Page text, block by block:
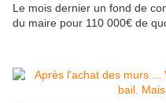
Le mois dernier un fond de
du maire pour 110 000€ de